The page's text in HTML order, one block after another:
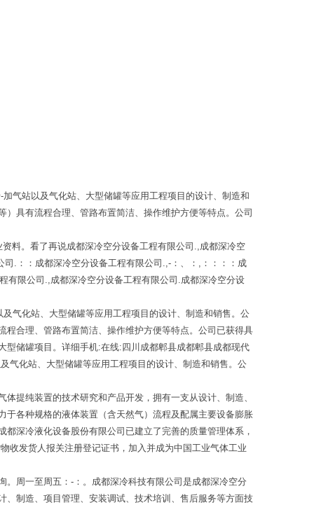
气站以及气化站、大型储罐等应用工程项目的设计、制造和
具有流程合理、管路布置简洁、操作维护方便等特点。公司
料。看了再说成都深冷空分设备工程有限公司., 成都深冷空
.：： 成都深冷空分设备工程有限公司.,-：、：,：：：： 成
限公司., 成都深冷空分设备工程有限公司. 成都深冷空分设
气化站、大型储罐等应用工程项目的设计、制造和销售。公
合理、管路布置简洁、操作维护方便等特点。公司已获得具
储罐项目。详细手机:在线:四川成都郫县成都郫县成都现代
气化站、大型储罐等应用工程项目的设计、制造和销售。公
提纯装置的技术研究和产品开发，拥有一支从设计、制造、
各种规格的液体装置（含天然气）流程及配属主要设备膨胀
深冷液化设备股份有限公司已建立了完善的质量管理体系，
收发货人报关注册登记证书，加入并成为中国工业气体工业
周一至周五：-：。成都深冷科技有限公司是成都深冷空分
制造、项目管理、安装调试、技术培训、售后服务等方面技